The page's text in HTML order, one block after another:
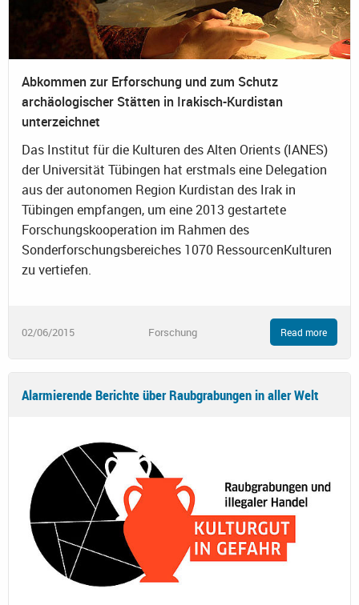
Abkommen zur Erforschung und zum Schutz
archäologischer Stätten in Irakisch-Kurdistan
unterzeichnet
Das Institut für die Kulturen des Alten Orients (IANES)
der Universität Tübingen hat erstmals eine Delegation
aus der autonomen Region Kurdistan des Irak in
Tübingen empfangen, um eine 2013 gestartete
Forschungskooperation im Rahmen des
Sonderforschungsbereiches 1070 RessourcenKulturen
zu vertiefen.
02/06/2015 Forschung Read more
Alarmierende Berichte über Raubgrabungen in aller Welt